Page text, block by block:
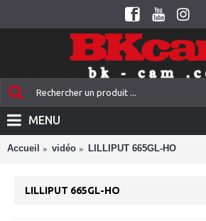
MENU
Accueil vidéo LILLIPUT 665GL-HO
LILLIPUT 665GL-HO